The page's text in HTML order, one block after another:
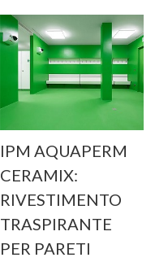
IPM AQUAPERM
CERAMIX:
RIVESTIMENTO
TRASPIRANTE
PER PARETI